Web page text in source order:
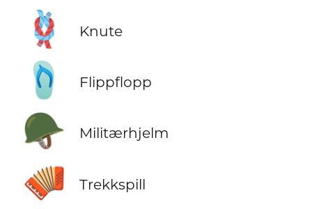
🪢 Knute
🩴 Flippflopp
🪖 Militærhjelm
🪗 Trekkspill